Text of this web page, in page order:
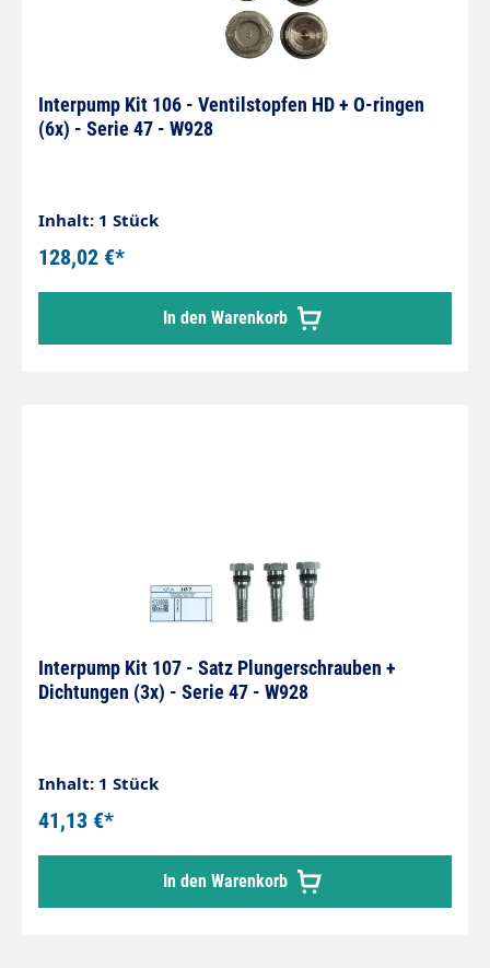
Interpump Kit 106 - Ventilstopfen HD + O-ringen
(6x) - Serie 47 - W928
Inhalt: 1 Stück
128,02 €*
In den Warenkorb
Interpump Kit 107 - Satz Plungerschrauben +
Dichtungen (3x) - Serie 47 - W928
Inhalt: 1 Stück
41,13 €*
In den Warenkorb